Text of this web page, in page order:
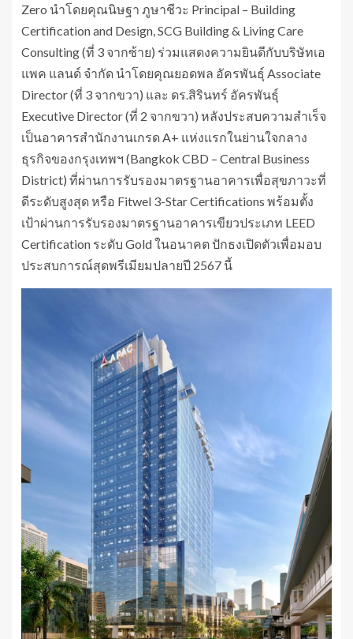
Zero นำโดยคุณนิษฐา ภูษาชีวะ Principal – Building
Certification and Design, SCG Building & Living Care
Consulting (ที่ 3 จากซ้าย) ร่วมแสดงความยินดีกับบริษัทเอ
แพค แลนด์ จำกัด นำโดยคุณยอดพล อัครพันธุ์ Associate
Director (ที่ 3 จากขวา) และ ดร.สิรินทร์ อัครพันธุ์
Executive Director (ที่ 2 จากขวา) หลังประสบความสำเร็จ
เป็นอาคารสำนักงานเกรด A+ แห่งแรกในย่านใจกลาง
ธุรกิจของกรุงเทพฯ (Bangkok CBD – Central Business
District) ที่ผ่านการรับรองมาตรฐานอาคารเพื่อสุขภาวะที่
ดีระดับสูงสุด หรือ Fitwel 3-Star Certifications พร้อมตั้ง
เป้าผ่านการรับรองมาตรฐานอาคารเขียวประเภท LEED
Certification ระดับ Gold ในอนาคต ปักธงเปิดตัวเพื่อมอบ
ประสบการณ์สุดพรีเมียมปลายปี 2567 นี้